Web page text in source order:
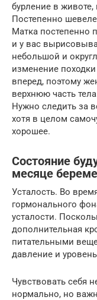
бурление в
Постепенно
Матка постепенно
и у вас
небольшой и
изменение
вперед, поэтому
верхнюю часть
Нужно следить за
хотя в целом
хорошее.
Состояние
месяце
Усталость. Во
гормонального
усталости.
дополнительная
питательными
давление и
Чувствовать себя
нормально, но